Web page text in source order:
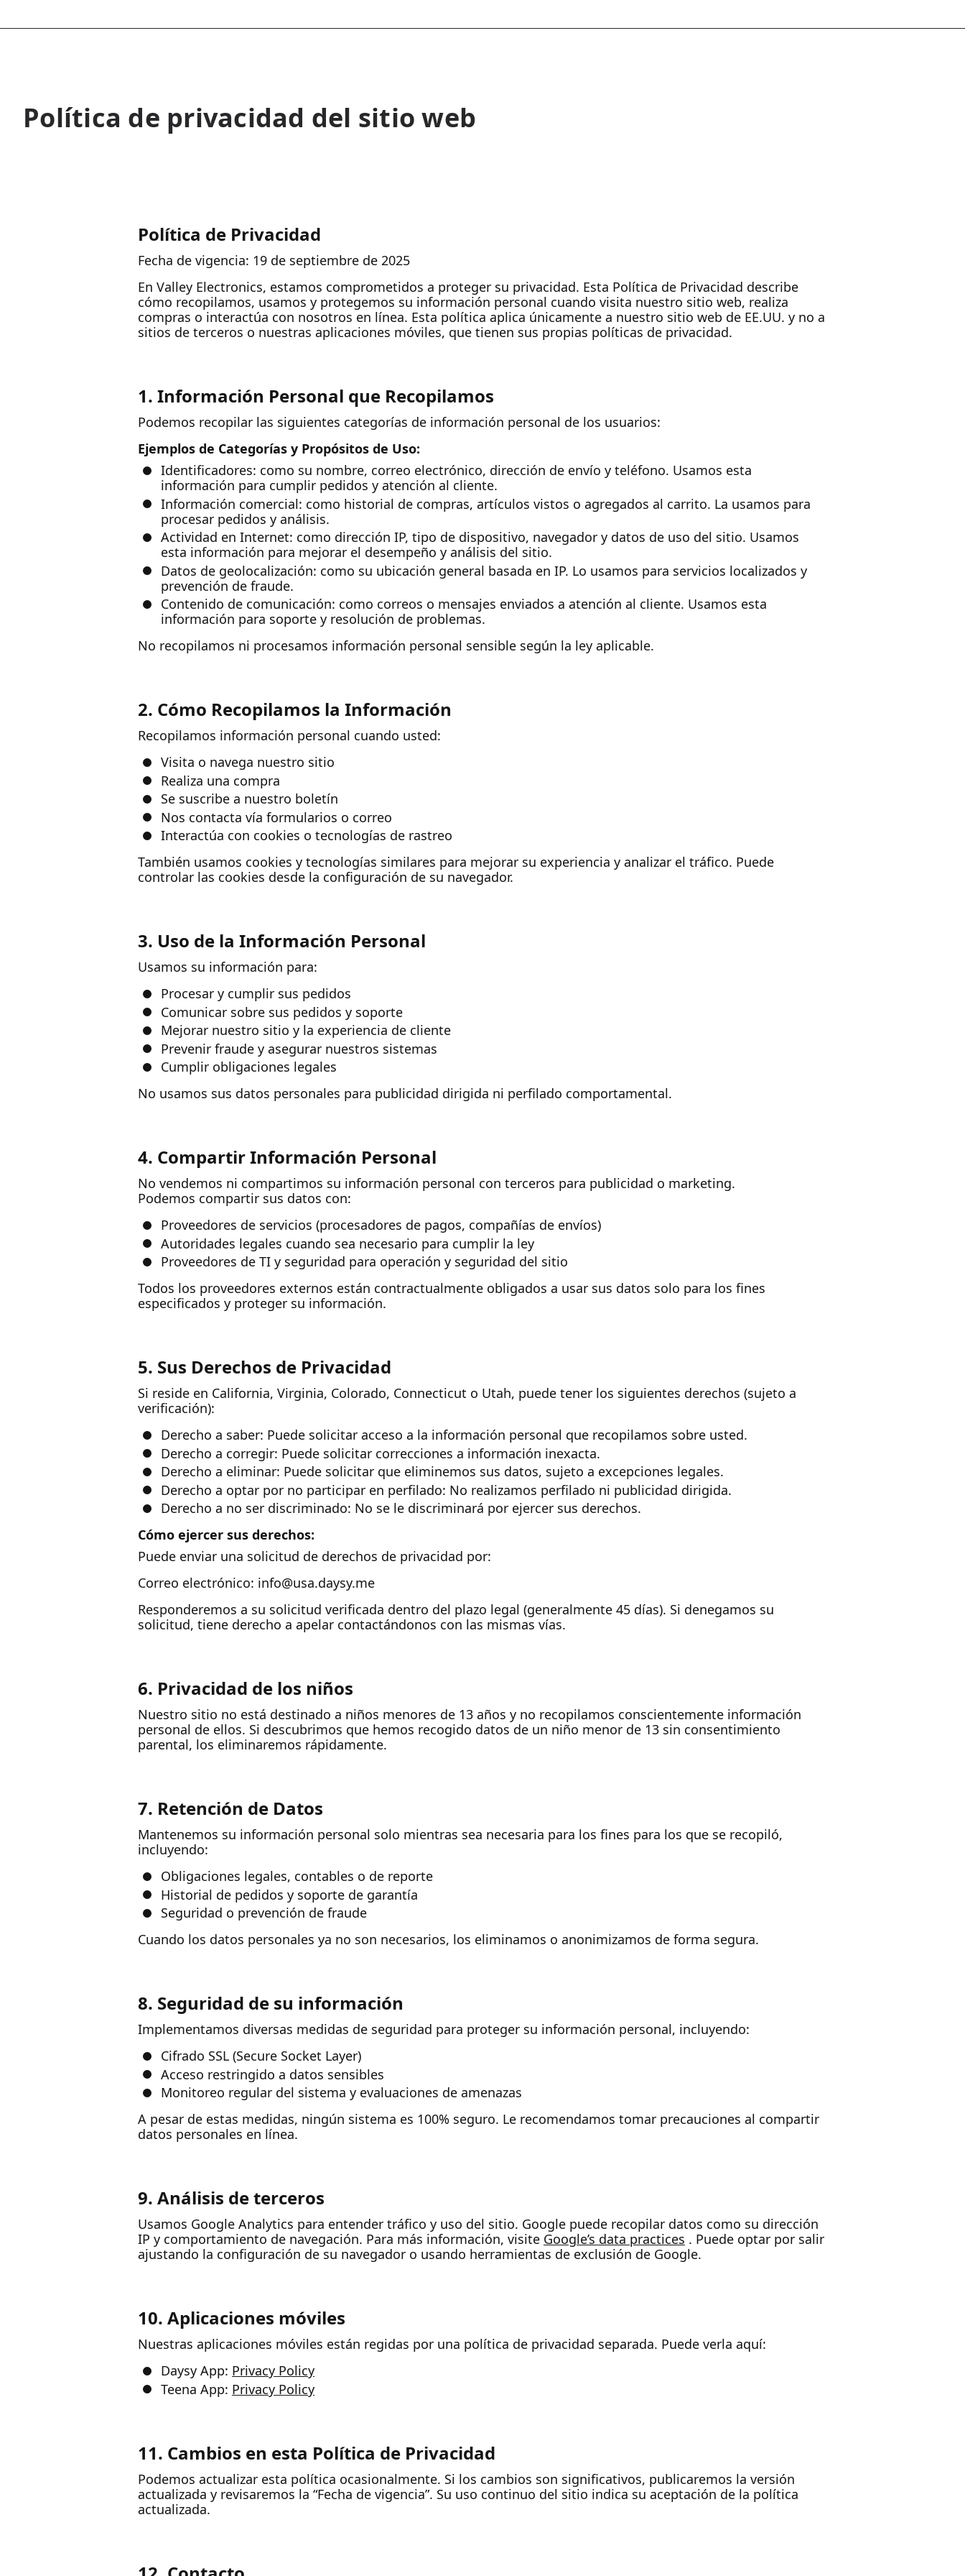
Política de privacidad del sitio web
Política de Privacidad
Fecha de vigencia: 19 de septiembre de 2025
En Valley Electronics, estamos comprometidos a proteger su privacidad. Esta Política de Privacidad describe
cómo recopilamos, usamos y protegemos su información personal cuando visita nuestro sitio web, realiza
compras o interactúa con nosotros en línea. Esta política aplica únicamente a nuestro sitio web de EE.UU. y no a
sitios de terceros o nuestras aplicaciones móviles, que tienen sus propias políticas de privacidad.
1. Información Personal que Recopilamos
Podemos recopilar las siguientes categorías de información personal de los usuarios:
Ejemplos de Categorías y Propósitos de Uso:
Identificadores: como su nombre, correo electrónico, dirección de envío y teléfono. Usamos esta
información para cumplir pedidos y atención al cliente.
Información comercial: como historial de compras, artículos vistos o agregados al carrito. La usamos para
procesar pedidos y análisis.
Actividad en Internet: como dirección IP, tipo de dispositivo, navegador y datos de uso del sitio. Usamos
esta información para mejorar el desempeño y análisis del sitio.
Datos de geolocalización: como su ubicación general basada en IP. Lo usamos para servicios localizados y
prevención de fraude.
Contenido de comunicación: como correos o mensajes enviados a atención al cliente. Usamos esta
información para soporte y resolución de problemas.
No recopilamos ni procesamos información personal sensible según la ley aplicable.
2. Cómo Recopilamos la Información
Recopilamos información personal cuando usted:
Visita o navega nuestro sitio
Realiza una compra
Se suscribe a nuestro boletín
Nos contacta vía formularios o correo
Interactúa con cookies o tecnologías de rastreo
También usamos cookies y tecnologías similares para mejorar su experiencia y analizar el tráfico. Puede
controlar las cookies desde la configuración de su navegador.
3. Uso de la Información Personal
Usamos su información para:
Procesar y cumplir sus pedidos
Comunicar sobre sus pedidos y soporte
Mejorar nuestro sitio y la experiencia de cliente
Prevenir fraude y asegurar nuestros sistemas
Cumplir obligaciones legales
No usamos sus datos personales para publicidad dirigida ni perfilado comportamental.
4. Compartir Información Personal
No vendemos ni compartimos su información personal con terceros para publicidad o marketing.
Podemos compartir sus datos con:
Proveedores de servicios (procesadores de pagos, compañías de envíos)
Autoridades legales cuando sea necesario para cumplir la ley
Proveedores de TI y seguridad para operación y seguridad del sitio
Todos los proveedores externos están contractualmente obligados a usar sus datos solo para los fines
especificados y proteger su información.
5. Sus Derechos de Privacidad
Si reside en California, Virginia, Colorado, Connecticut o Utah, puede tener los siguientes derechos (sujeto a
verificación):
Derecho a saber: Puede solicitar acceso a la información personal que recopilamos sobre usted.
Derecho a corregir: Puede solicitar correcciones a información inexacta.
Derecho a eliminar: Puede solicitar que eliminemos sus datos, sujeto a excepciones legales.
Derecho a optar por no participar en perfilado: No realizamos perfilado ni publicidad dirigida.
Derecho a no ser discriminado: No se le discriminará por ejercer sus derechos.
Cómo ejercer sus derechos:
Puede enviar una solicitud de derechos de privacidad por:
Correo electrónico: info@usa.daysy.me
Responderemos a su solicitud verificada dentro del plazo legal (generalmente 45 días). Si denegamos su
solicitud, tiene derecho a apelar contactándonos con las mismas vías.
6. Privacidad de los niños
Nuestro sitio no está destinado a niños menores de 13 años y no recopilamos conscientemente información
personal de ellos. Si descubrimos que hemos recogido datos de un niño menor de 13 sin consentimiento
parental, los eliminaremos rápidamente.
7. Retención de Datos
Mantenemos su información personal solo mientras sea necesaria para los fines para los que se recopiló,
incluyendo:
Obligaciones legales, contables o de reporte
Historial de pedidos y soporte de garantía
Seguridad o prevención de fraude
Cuando los datos personales ya no son necesarios, los eliminamos o anonimizamos de forma segura.
8. Seguridad de su información
Implementamos diversas medidas de seguridad para proteger su información personal, incluyendo:
Cifrado SSL (Secure Socket Layer)
Acceso restringido a datos sensibles
Monitoreo regular del sistema y evaluaciones de amenazas
A pesar de estas medidas, ningún sistema es 100% seguro. Le recomendamos tomar precauciones al compartir
datos personales en línea.
9. Análisis de terceros
Usamos Google Analytics para entender tráfico y uso del sitio. Google puede recopilar datos como su dirección
IP y comportamiento de navegación. Para más información, visite Google’s data practices . Puede optar por salir
ajustando la configuración de su navegador o usando herramientas de exclusión de Google.
10. Aplicaciones móviles
Nuestras aplicaciones móviles están regidas por una política de privacidad separada. Puede verla aquí:
Daysy App: Privacy Policy
Teena App: Privacy Policy
11. Cambios en esta Política de Privacidad
Podemos actualizar esta política ocasionalmente. Si los cambios son significativos, publicaremos la versión
actualizada y revisaremos la “Fecha de vigencia”. Su uso continuo del sitio indica su aceptación de la política
actualizada.